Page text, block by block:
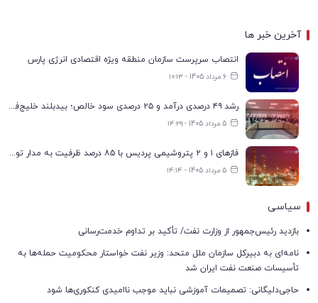
آخرین خبر ها
انتصاب سرپرست سازمان منطقه ویژه اقتصادی انرژی پارس
6 مرداد 1405 - ۱۰:۱۳
رشد ۴۹ درصدی درآمد و ۲۵ درصدی سود خالص؛ بیدبلند خلیج‌فارس سال ۱۴۰۴ را با رکوردهای جدید به پایان رساند
5 مرداد 1405 - ۱۴:۲۹
فازهای ۱ و ۲ پتروشیمی پردیس با ۸۵ درصد ظرفیت به مدار تولید بازگشتند
5 مرداد 1405 - ۱۴:۱۴
سیاسی
بازدید رئیس‌جمهور از وزارت نفت/ تأکید بر تداوم خدمت‌رسانی
نامه‌ای به دبیرکل سازمان ملل متحد: وزیر نفت خواستار محکومیت حمله‌ها به
تأسیسات صنعت نفت ایران شد
حاجی‌دلیگانی: تصمیمات آموزشی نباید موجب ناامیدی کنکوری‌ها شود